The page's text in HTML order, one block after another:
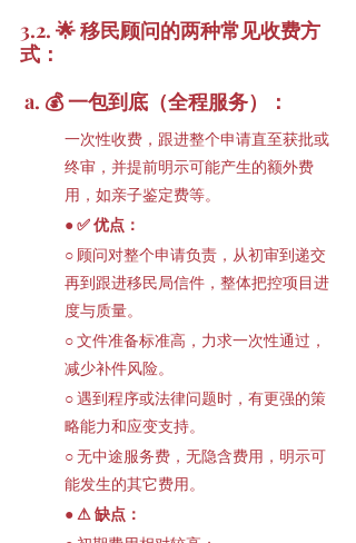
3.2. 🌟 移民顾问的两种常见收费方
式：
a. 💰 一包到底（全程服务）：
一次性收费，跟进整个申请直至获批或
终审，并提前明示可能产生的额外费
用，如亲子鉴定费等。
● ✅ 优点：
○ 顾问对整个申请负责，从初审到递交
再到跟进移民局信件，整体把控项目进
度与质量。
○ 文件准备标准高，力求一次性通过，
减少补件风险。
○ 遇到程序或法律问题时，有更强的策
略能力和应变支持。
○ 无中途服务费，无隐含费用，明示可
能发生的其它费用。
● ⚠ 缺点：